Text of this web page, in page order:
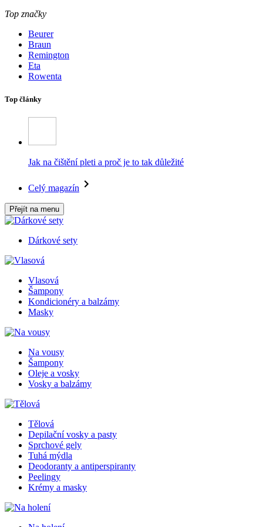
Top značky
Beurer
Braun
Remington
Eta
Rowenta
Top články
Jak na čištění pleti a proč je to tak důležité
Celý magazín
Přejít na menu
Dárkové sety
Vlasová
Šampony
Kondicionéry a balzámy
Masky
Na vousy
Šampony
Oleje a vosky
Vosky a balzámy
Tělová
Depilační vosky a pasty
Sprchové gely
Tuhá mýdla
Deodoranty a antiperspiranty
Peelingy
Krémy a masky